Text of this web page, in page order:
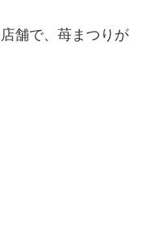
舗で、苺まつりが